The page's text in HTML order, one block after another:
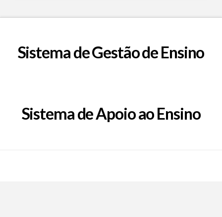
Sistema de Gestão de Ensino
Sistema de Apoio ao Ensino